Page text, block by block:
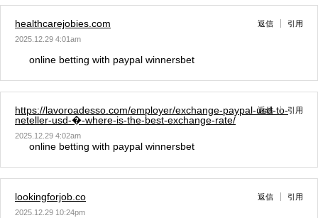
healthcarejobies.com
2025.12.29 4:01am
返信 引用
online betting with paypal winnersbet
https://lavoroadesso.com/employer/exchange-paypal-usd-to-
neteller-usd-�-where-is-the-best-exchange-rate/
2025.12.29 4:02am
返信 引用
online betting with paypal winnersbet
lookingforjob.co
2025.12.29 10:24pm
返信 引用